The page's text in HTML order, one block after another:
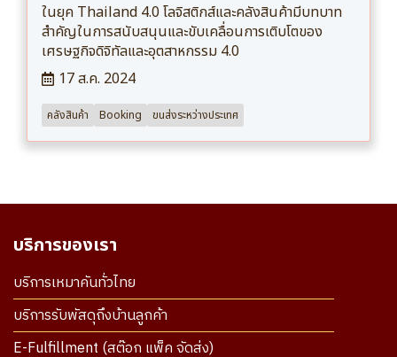
ในยุค Thailand 4.0 โลจิสติกส์และคลังสินค้ามีบทบาท
สำคัญในการสนับสนุนและขับเคลื่อนการเติบโตของ
เศรษฐกิจดิจิทัลและอุตสาหกรรม 4.0
17 ส.ค. 2024
คลังสินค้า Booking ขนส่งระหว่างประเทศ
บริการของเรา
บริการเหมาคันทั่วไทย
บริการรับพัสดุถึงบ้านลูกค้า
E-Fulfillment (สต๊อก แพ็ค จัดส่ง)